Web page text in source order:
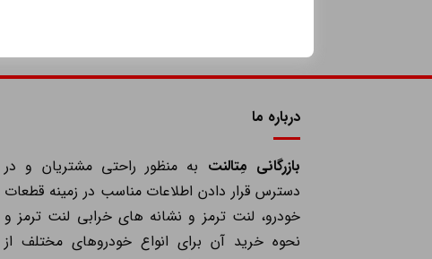
درباره ما
بازرگانی مِتالنت به منظور راحتی مشتریان و در
دسترس قرار دادن اطلاعات مناسب در زمینه قطعات
خودرو، لنت ترمز و نشانه های خرابی لنت ترمز و
نحوه خرید آن برای انواع خودروهای مختلف از